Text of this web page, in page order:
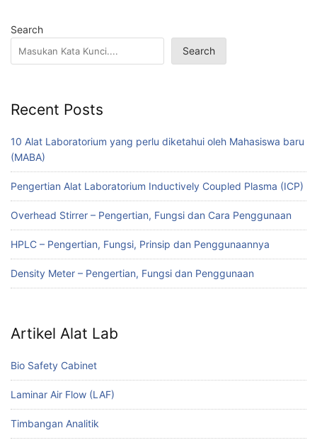
Search
Search
Recent Posts
10 Alat Laboratorium yang perlu diketahui oleh Mahasiswa baru
(MABA)
Pengertian Alat Laboratorium Inductively Coupled Plasma (ICP)
Overhead Stirrer – Pengertian, Fungsi dan Cara Penggunaan
HPLC – Pengertian, Fungsi, Prinsip dan Penggunaannya
Density Meter – Pengertian, Fungsi dan Penggunaan
Artikel Alat Lab
Bio Safety Cabinet
Laminar Air Flow (LAF)
Timbangan Analitik